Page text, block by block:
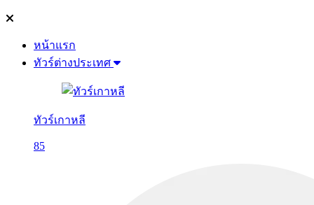
หน้าแรก
ทัวร์ต่างประเทศ
ทัวร์เกาหลี
85